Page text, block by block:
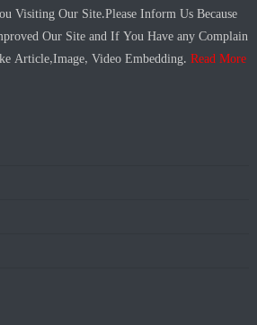
Visiting Our Site.Please Inform Us Because
Our Site and If You Have any Complain
Article,Image, Video Embedding.Read More